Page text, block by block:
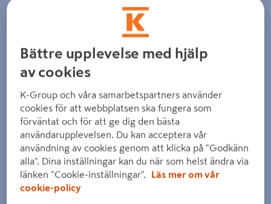
Detaljerad beskrivning finns i produktbeskrivningsområdet
Föregående
Bättre upplevelse med hjälp
av cookies
K-Group och våra samarbetspartners använder
cookies för att webbplatsen ska fungera som
förväntat och för att ge dig den bästa
användarupplevelsen. Du kan acceptera vår
användning av cookies genom att klicka på "Godkänn
alla". Dina inställningar kan du när som helst ändra via
länken "Cookie-inställningar".
Läs mer om vår
cookie-policy